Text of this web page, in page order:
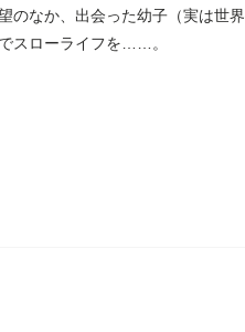
のなか、出会った幼子（実は世界
スローライフを……。